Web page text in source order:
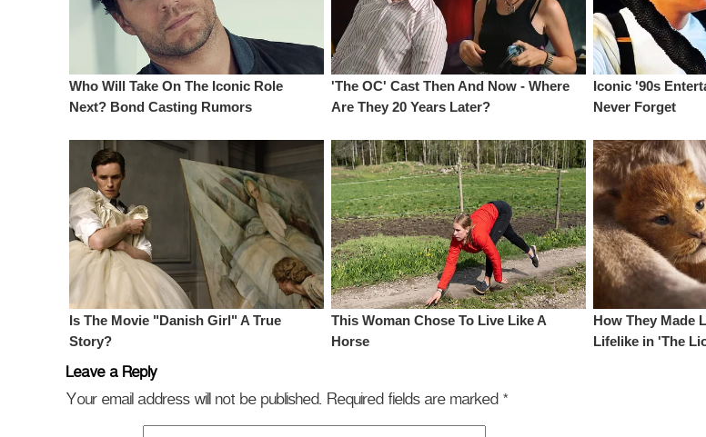
Leave a Reply
Your email address will not be published. Required fields are marked *